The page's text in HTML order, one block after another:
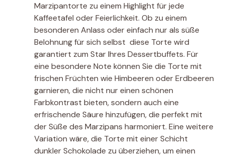
Marzipantorte zu einem Highlight für jede
Kaffeetafel oder Feierlichkeit. Ob zu einem
besonderen Anlass oder einfach nur als süße
Belohnung für sich selbst  diese Torte wird
garantiert zum Star Ihres Dessertbuffets. Für
eine besondere Note können Sie die Torte mit
frischen Früchten wie Himbeeren oder Erdbeeren
garnieren, die nicht nur einen schönen
Farbkontrast bieten, sondern auch eine
erfrischende Säure hinzufügen, die perfekt mit
der Süße des Marzipans harmoniert. Eine weitere
Variation wäre, die Torte mit einer Schicht
dunkler Schokolade zu überziehen, um einen